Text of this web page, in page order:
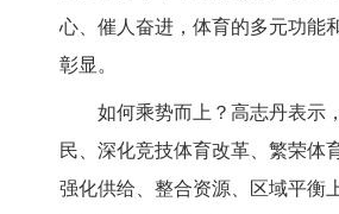
心、催人奋进，体育的多元功能
彰显。
如何乘势而上？高志丹表示
民、深化竞技体育改革、繁荣体
强化供给、整合资源、区域平衡